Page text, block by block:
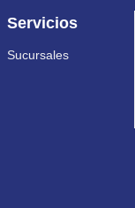
Servicios
Sucursales